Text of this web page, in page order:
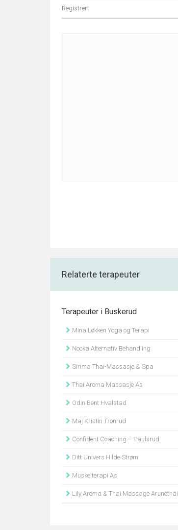
Registrert
Relaterte terapeuter
Terapeuter i Buskerud
Mina Løkken Yoga og Terapi
Nooka Alternativ Behandling
Sirima Thai-Massasje & Spa
Thai Aroma Massasje As
Odin Bent Hvalstad
Maj Kristin Tronrud
Confident Coaching – Paulsrud
Ditt Univers Hilde Strøm
Muskelterapi As
Lily Aroma & Thai Massage Arunothai Iamram